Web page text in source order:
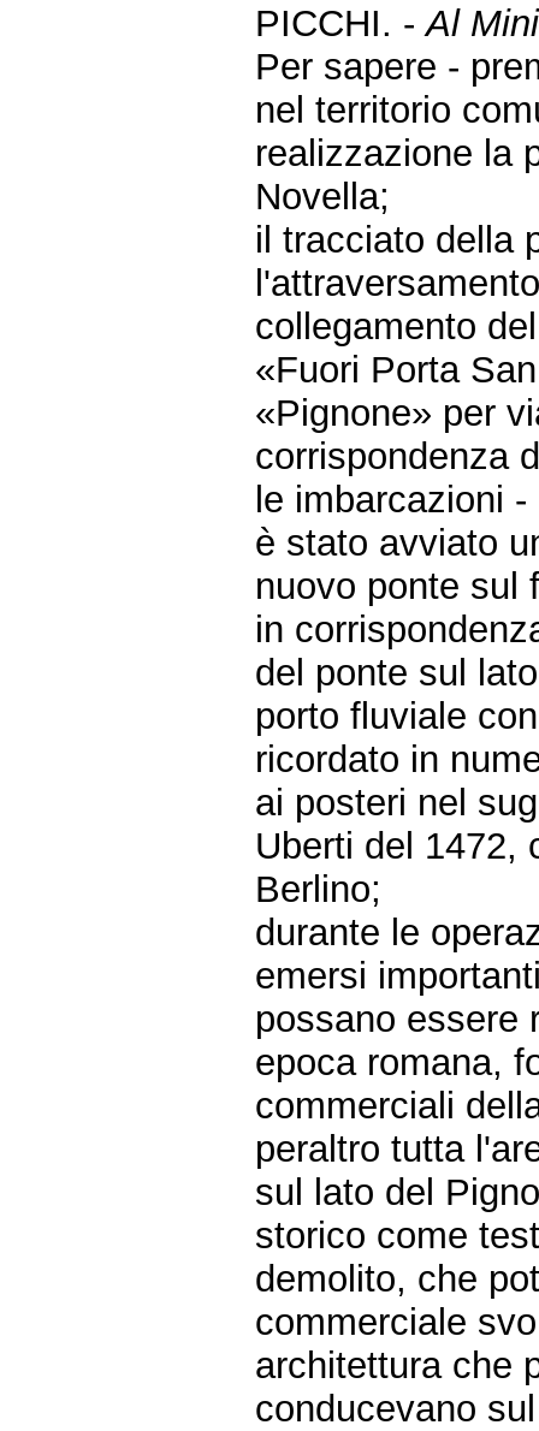
PICCHI. -Al
Per sapere -
nel territorio
realizzazione la
Novella;
il tracciato della
collegamento
«Fuori Porta
«Pignone» per
corrispondenza
le imbarcazioni
è stato avviato
nuovo ponte sul
in
del ponte sul
porto fluviale
ricordato in
ai posteri nel
Uberti del 1472,
Berlino;
durante le
emersi
possano essere
epoca romana,
commerciali
peraltro tutta
sul lato del
storico come
demolito, che
commerciale
architettura che
conducevano